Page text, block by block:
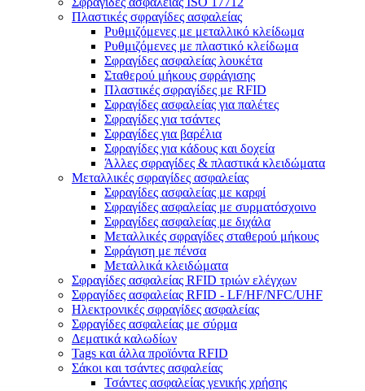
Πλαστικές σφραγίδες ασφαλείας
Ρυθμιζόμενες με μεταλλικό κλείδωμα
Ρυθμιζόμενες με πλαστικό κλείδωμα
Σφραγίδες ασφαλείας λουκέτα
Σταθερού μήκους σφράγισης
Πλαστικές σφραγίδες με RFID
Σφραγίδες ασφαλείας για παλέτες
Σφραγίδες για τσάντες
Σφραγίδες για βαρέλια
Σφραγίδες για κάδους και δοχεία
Άλλες σφραγίδες & πλαστικά κλειδώματα
Μεταλλικές σφραγίδες ασφαλείας
Σφραγίδες ασφαλείας με καρφί
Σφραγίδες ασφαλείας με συρματόσχοινο
Σφραγίδες ασφαλείας με διχάλα
Μεταλλικές σφραγίδες σταθερού μήκους
Σφράγιση με πένσα
Μεταλλικά κλειδώματα
Σφραγίδες ασφαλείας RFID τριών ελέγχων
Σφραγίδες ασφαλείας RFID - LF/HF/NFC/UHF
Ηλεκτρονικές σφραγίδες ασφαλείας
Σφραγίδες ασφαλείας με σύρμα
Δεματικά καλωδίων
Tags και άλλα προϊόντα RFID
Σάκοι και τσάντες ασφαλείας
Τσάντες ασφαλείας γενικής χρήσης